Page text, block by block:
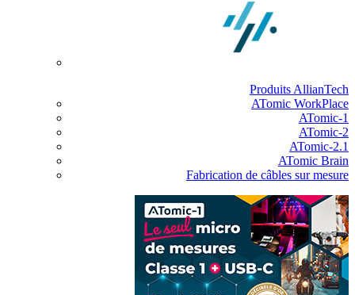
Produits AllianTech
ATomic WorkPlace
ATomic-1
ATomic-2
ATomic-2.1
ATomic Brain
Fabrication de câbles sur mesure